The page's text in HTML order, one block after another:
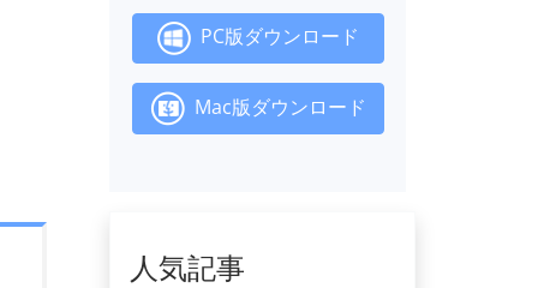
PC版ダウンロード
Mac版ダウンロード
人気記事